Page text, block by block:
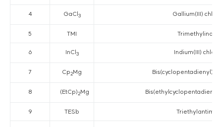
4 GaCl3 Gallium(III)
5 TMI
6 InCl3 Indium(III)
7 Cp2Mg Bis(cyclopentadienyl)
8 (EtCp)2Mg
9 TESb